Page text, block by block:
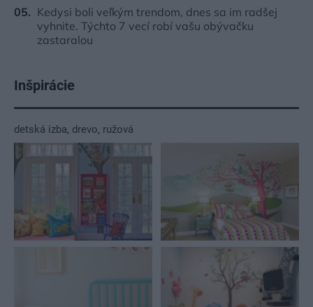
Kedysi boli veľkým trendom, dnes sa im radšej
vyhnite. Týchto 7 vecí robí vašu obývačku
zastaralou
Inšpirácie
detská izba, drevo, ružová